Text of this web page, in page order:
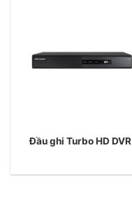
Đầu ghi Turbo HD DVR